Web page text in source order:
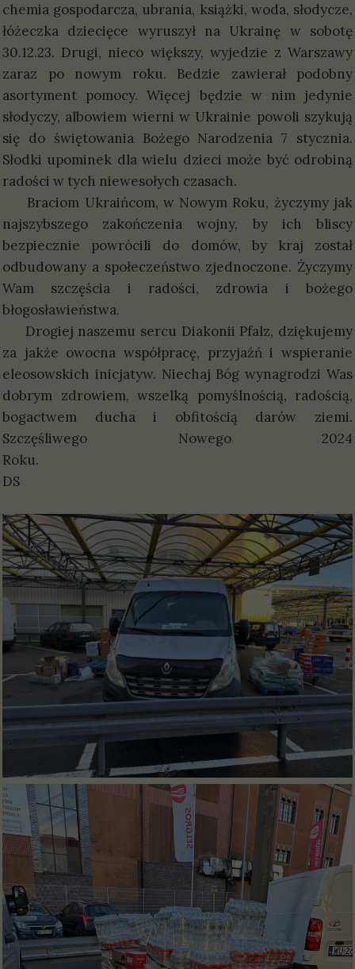
chemia gospodarcza, ubrania, książki, woda, słodycze,
łóżeczka dziecięce wyruszył na Ukrainę w sobotę
30.12.23. Drugi, nieco większy, wyjedzie z Warszawy
zaraz po nowym roku. Bedzie zawierał podobny
asortyment pomocy. Więcej będzie w nim jedynie
słodyczy, albowiem wierni w Ukrainie powoli szykują
się do świętowania Bożego Narodzenia 7 stycznia.
Słodki upominek dla wielu dzieci może być odrobiną
radości w tych niewesołych czasach.
Braciom Ukraińcom, w Nowym Roku, życzymy jak
najszybszego zakończenia wojny, by ich bliscy
bezpiecznie powrócili do domów, by kraj został
odbudowany a społeczeństwo zjednoczone. Życzymy
Wam szczęścia i radości, zdrowia i bożego
błogosławieństwa.
Drogiej naszemu sercu Diakonii Pfalz, dziękujemy
za jakże owocna współpracę, przyjaźń i wspieranie
eleosowskich inicjatyw. Niechaj Bóg wynagrodzi Was
dobrym zdrowiem, wszelką pomyślnością, radością,
bogactwem ducha i obfitością darów ziemi.
Szczęśliwego Nowego 2024
Roku.
DS